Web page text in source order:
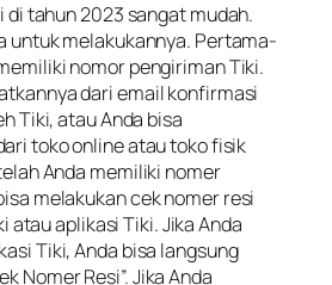
di tahun 2023 sangat mudah.
untuk melakukannya. Pertama-
nomor pengiriman Tiki.
dari email konfirmasi
Tiki, atau Anda bisa
toko online atau toko fisik
Anda memiliki nomer
melakukan cek nomer resi
atau aplikasi Tiki. Jika Anda
Tiki, Anda bisa langsung
Nomer Resi”. Jika Anda